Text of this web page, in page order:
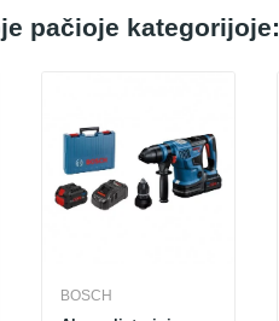
pačioje kategorijoje:
BOSCH